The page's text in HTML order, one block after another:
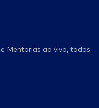
Mentorias ao vivo, todas